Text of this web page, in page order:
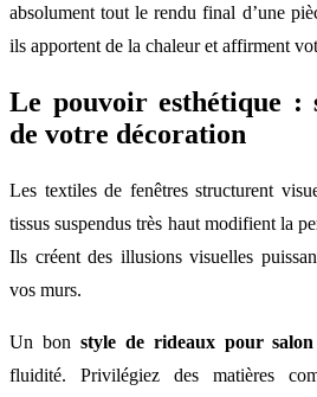
absolument tout le rendu final d’une
ils apportent de la chaleur et affirment
Le pouvoir esthétique :
de votre décoration
Les textiles de fenêtres structurent
tissus suspendus très haut modifient la
Ils créent des illusions visuelles
vos murs.
Un bon style de rideaux pour salon
fluidité. Privilégiez des matières